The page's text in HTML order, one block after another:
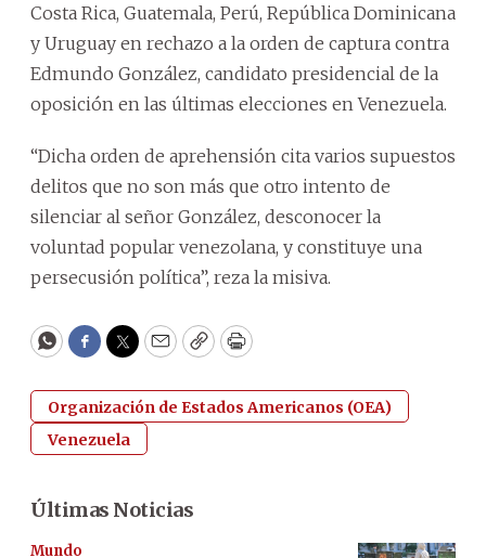
Costa Rica, Guatemala, Perú, República Dominicana
y Uruguay en rechazo a la orden de captura contra
Edmundo González, candidato presidencial de la
oposición en las últimas elecciones en Venezuela.
“Dicha orden de aprehensión cita varios supuestos
delitos que no son más que otro intento de
silenciar al señor González, desconocer la
voluntad popular venezolana, y constituye una
persecusión política”, reza la misiva.
WhatsApp
Facebook
Twitter
EmailCopyPrint
Organización de Estados Americanos (OEA)
Venezuela
Últimas Noticias
Mundo